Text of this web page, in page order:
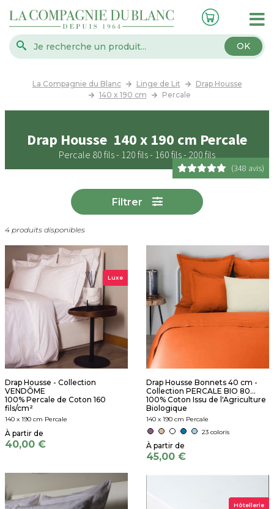
OK
La Compagnie du Blanc Linge de Lit
Drap Housse
140 x 190 cm
Percale
Drap Housse 140 x 190 cm Percale
Percale 80 fils - 120 fils - 160 fils - 200 fils
(348 avis)
Filtrer
4 produits disponibles
Luxe
Drap Housse - Collection
VENDÔME
100% Percale de Coton 160
fils/cm²
140 x 190 cm Percale
40,00 €
Drap Housse Bonnets 40 cm -
Collection PERCALE BIO 80...
100% Coton Issu de l'Agriculture
Biologique
140 x 190 cm Percale
23 coloris
45,00 €
Hôtellerie